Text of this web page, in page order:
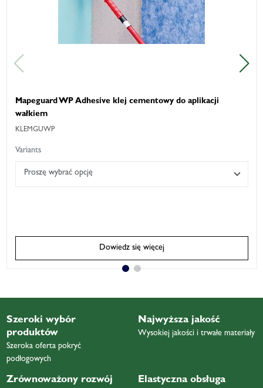
Mapeguard WP Adhesive klej cementowy do aplikacji
wałkiem
KLEMGUWP
Variants
Proszę wybrać opcję
Dowiedz się więcej
Szeroki wybór
produktów
Szeroka oferta pokryć
podłogowych
Najwyższa jakość
Wysokiej jakości i trwałe materiały
Zrównoważony rozwój Elastyczna obsługa